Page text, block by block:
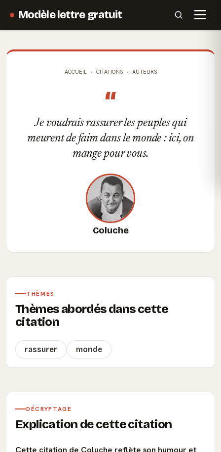
Modèle lettre gratuit
ACCUEIL CITATIONS AUTEURS
“
Je voudrais rassurer les peuples qui
meurent de faim dans le monde : ici, on
mange pour vous.
Coluche
THÈMES
Thèmes abordés dans cette
citation
rassurer monde
DÉCRYPTAGE
Explication de cette citation
Cette citation de Coluche reflète son humour et